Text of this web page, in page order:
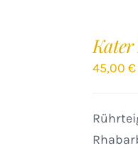
Kater
45,00€